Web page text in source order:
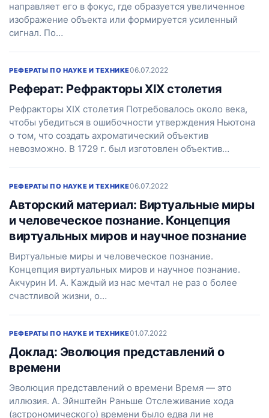
направляет его в фокус, где образуется увеличенное
изображение объекта или формируется усиленный
сигнал. По…
РЕФЕРАТЫ ПО НАУКЕ И ТЕХНИКЕ06.07.2022
Реферат: Рефракторы XIX столетия
Рефракторы XIX столетия Потребовалось около века,
чтобы убедиться в ошибочности утверждения Ньютона
о том, что создать ахроматический объектив
невозможно. В 1729 г. был изготовлен объектив…
РЕФЕРАТЫ ПО НАУКЕ И ТЕХНИКЕ06.07.2022
Авторский материал: Виртуальные миры
и человеческое познание. Концепция
виртуальных миров и научное познание
Виртуальные миры и человеческое познание.
Концепция виртуальных миров и научное познание.
Акчурин И. А. Каждый из нас мечтал не раз о более
счастливой жизни, о…
РЕФЕРАТЫ ПО НАУКЕ И ТЕХНИКЕ01.07.2022
Доклад: Эволюция представлений о
времени
Эволюция представлений о времени Время — это
иллюзия. А. Эйнштейн Раньше Отслеживание хода
(астрономического) времени было едва ли не